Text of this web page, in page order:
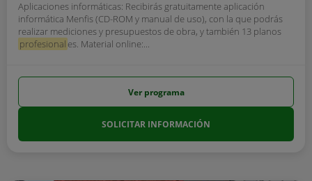
Aplicaciones informáticas: Recibirás gratuitamente aplicación
informática Menfis (CD-ROM y manual de uso), con la que podrás
realizar mediciones y presupuestos de obra, y también 13 planos
profesional es. Material online:...
Ver programa
SOLICITAR INFORMACIÓN